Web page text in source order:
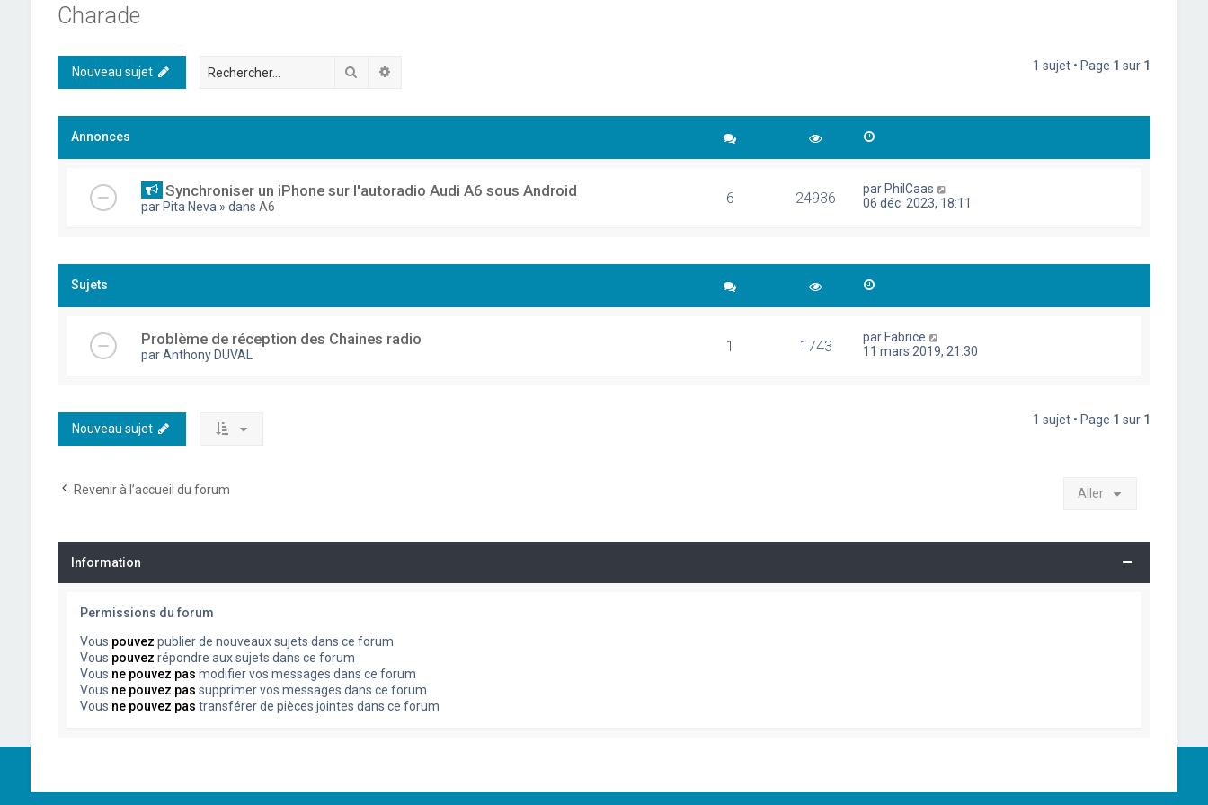
Charade
Nouveau sujet Rechercher 1 sujet • Page 1 sur 1
Annonces
Synchroniser un iPhone sur l'autoradio Audi A6 sous Android
par Pita Neva » dans A6 6 24936 par PhilCaas
06 déc. 2023, 18:11
Sujets
Problème de réception des Chaines radio
parAnthony DUVAL 1 1743 par Fabrice
11 mars 2019, 21:30
Nouveau sujet
1 sujet • Page 1 sur 1
Revenir à l’accueil du forum Aller
Information
Permissions du forum
Vous pouvez publier de nouveaux sujets dans ce forum
Vous pouvez répondre aux sujets dans ce forum
Vous ne pouvez pas modifier vos messages dans ce forum
Vous ne pouvez pas supprimer vos messages dans ce forum
Vous ne pouvez pas transférer de pièces jointes dans ce forum